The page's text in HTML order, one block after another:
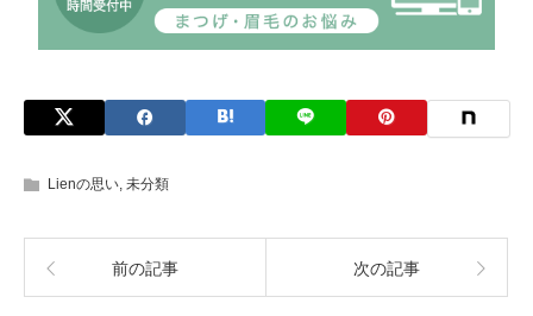
Lienの思い, 未分類
前の記事 次の記事